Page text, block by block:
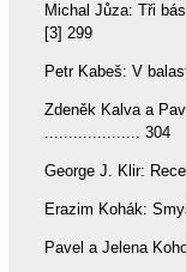
Michal Jůza: Tři
[3] 299
Petr Kabeš: V
Zdeněk Kalva a
.................... 304
George J. Klir:
Erazim Kohák:
Pavel a Jelena